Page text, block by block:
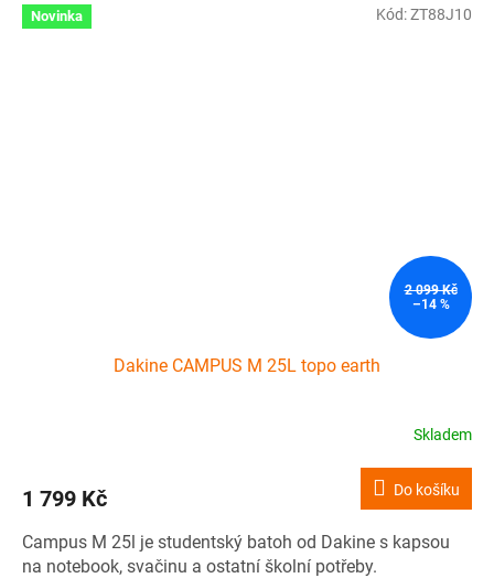
Novinka
2 099 Kč
–14 %
Dakine CAMPUS M 25L topo earth
Skladem
1 799 Kč Do košíku
Campus M 25l je studentský batoh od Dakine s kapsou
na notebook, svačinu a ostatní školní potřeby.
Kód:ZT88J10